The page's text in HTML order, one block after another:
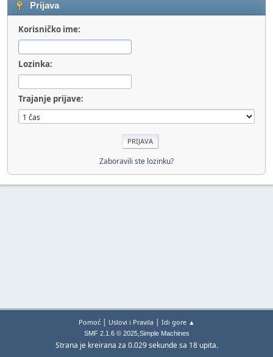
Prijava
Korisničko ime:
Lozinka:
Trajanje prijave:
Zaboravili ste lozinku?
Pomoć| Uslovi i Pravila| Idi gore ▲
SMF 2.1.6 © 2025,Simple Machines
Strana je kreirana za 0.029 sekunde sa 18 upita.